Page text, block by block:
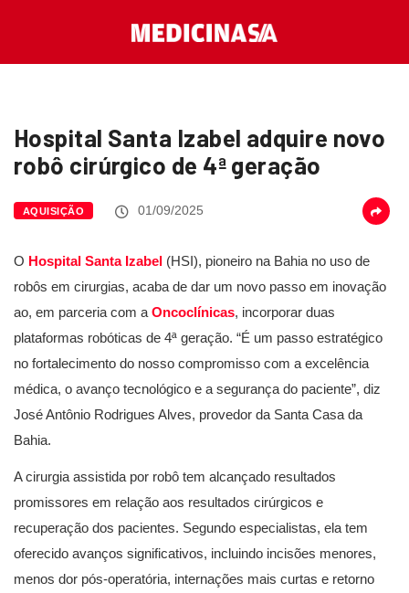
Hospital Santa Izabel adquire novo
robô cirúrgico de 4ª geração
AQUISIÇÃO 01/09/2025
O Hospital Santa Izabel (HSI), pioneiro na Bahia no uso de
robôs em cirurgias, acaba de dar um novo passo em inovação
ao, em parceria com a Oncoclínicas, incorporar duas
plataformas robóticas de 4ª geração. “É um passo estratégico
no fortalecimento do nosso compromisso com a excelência
médica, o avanço tecnológico e a segurança do paciente”, diz
José Antônio Rodrigues Alves, provedor da Santa Casa da
Bahia.
A cirurgia assistida por robô tem alcançado resultados
promissores em relação aos resultados cirúrgicos e
recuperação dos pacientes. Segundo especialistas, ela tem
oferecido avanços significativos, incluindo incisões menores,
menos dor pós-operatória, internações mais curtas e retorno